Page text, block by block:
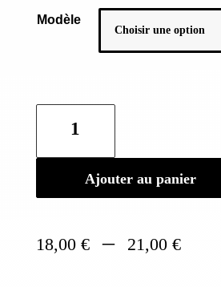
Modèle
Marque
-
torsadé
Ajouter au panier
18,00 € – 21,00 €Plage